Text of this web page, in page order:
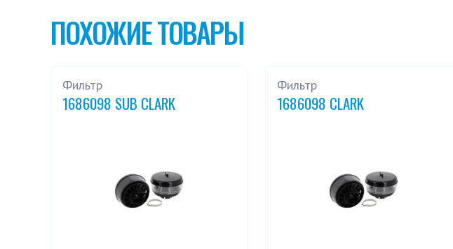
ПОХОЖИЕ ТОВАРЫ
Фильтр
1686098 SUB CLARK
Фильтр
1686098 CLARK